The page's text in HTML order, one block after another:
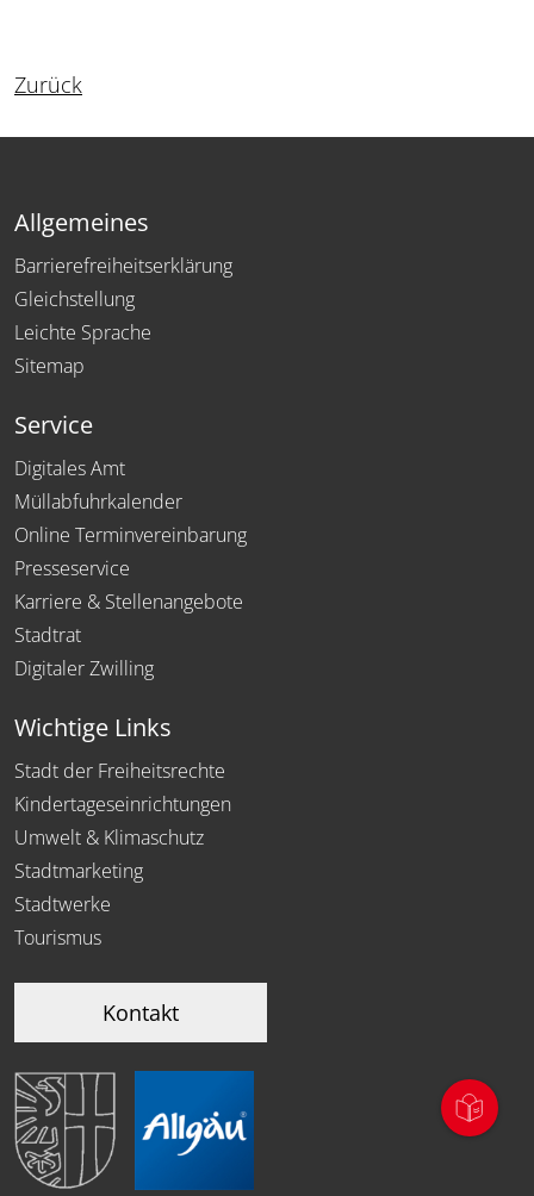
Zurück
Allgemeines
Barrierefreiheitserklärung
Gleichstellung
Leichte Sprache
Sitemap
Service
Digitales Amt
Müllabfuhrkalender
Online Terminvereinbarung
Presseservice
Karriere & Stellenangebote
Stadtrat
Digitaler Zwilling
Wichtige Links
Stadt der Freiheitsrechte
Kindertageseinrichtungen
Umwelt & Klimaschutz
Stadtmarketing
Stadtwerke
Tourismus
Kontakt